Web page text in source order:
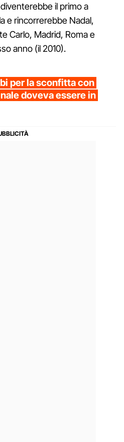
il primo a
e rincorrerebbe Nadal,
Carlo, Madrid, Roma e
anno (il 2010).
per la sconfitta con
doveva essere in